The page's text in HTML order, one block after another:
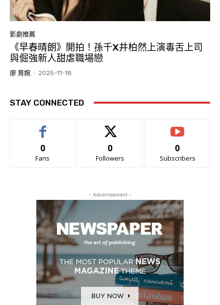
影劇推薦
《早春晴朗》開拍！孫千X井柏然上演毒舌上司
與倔強新人甜虐職場戀
廖 育婉 - 2025-11-18
STAY CONNECTED
0
Fans
0
Followers
0
Subscribers
- Advertisement -